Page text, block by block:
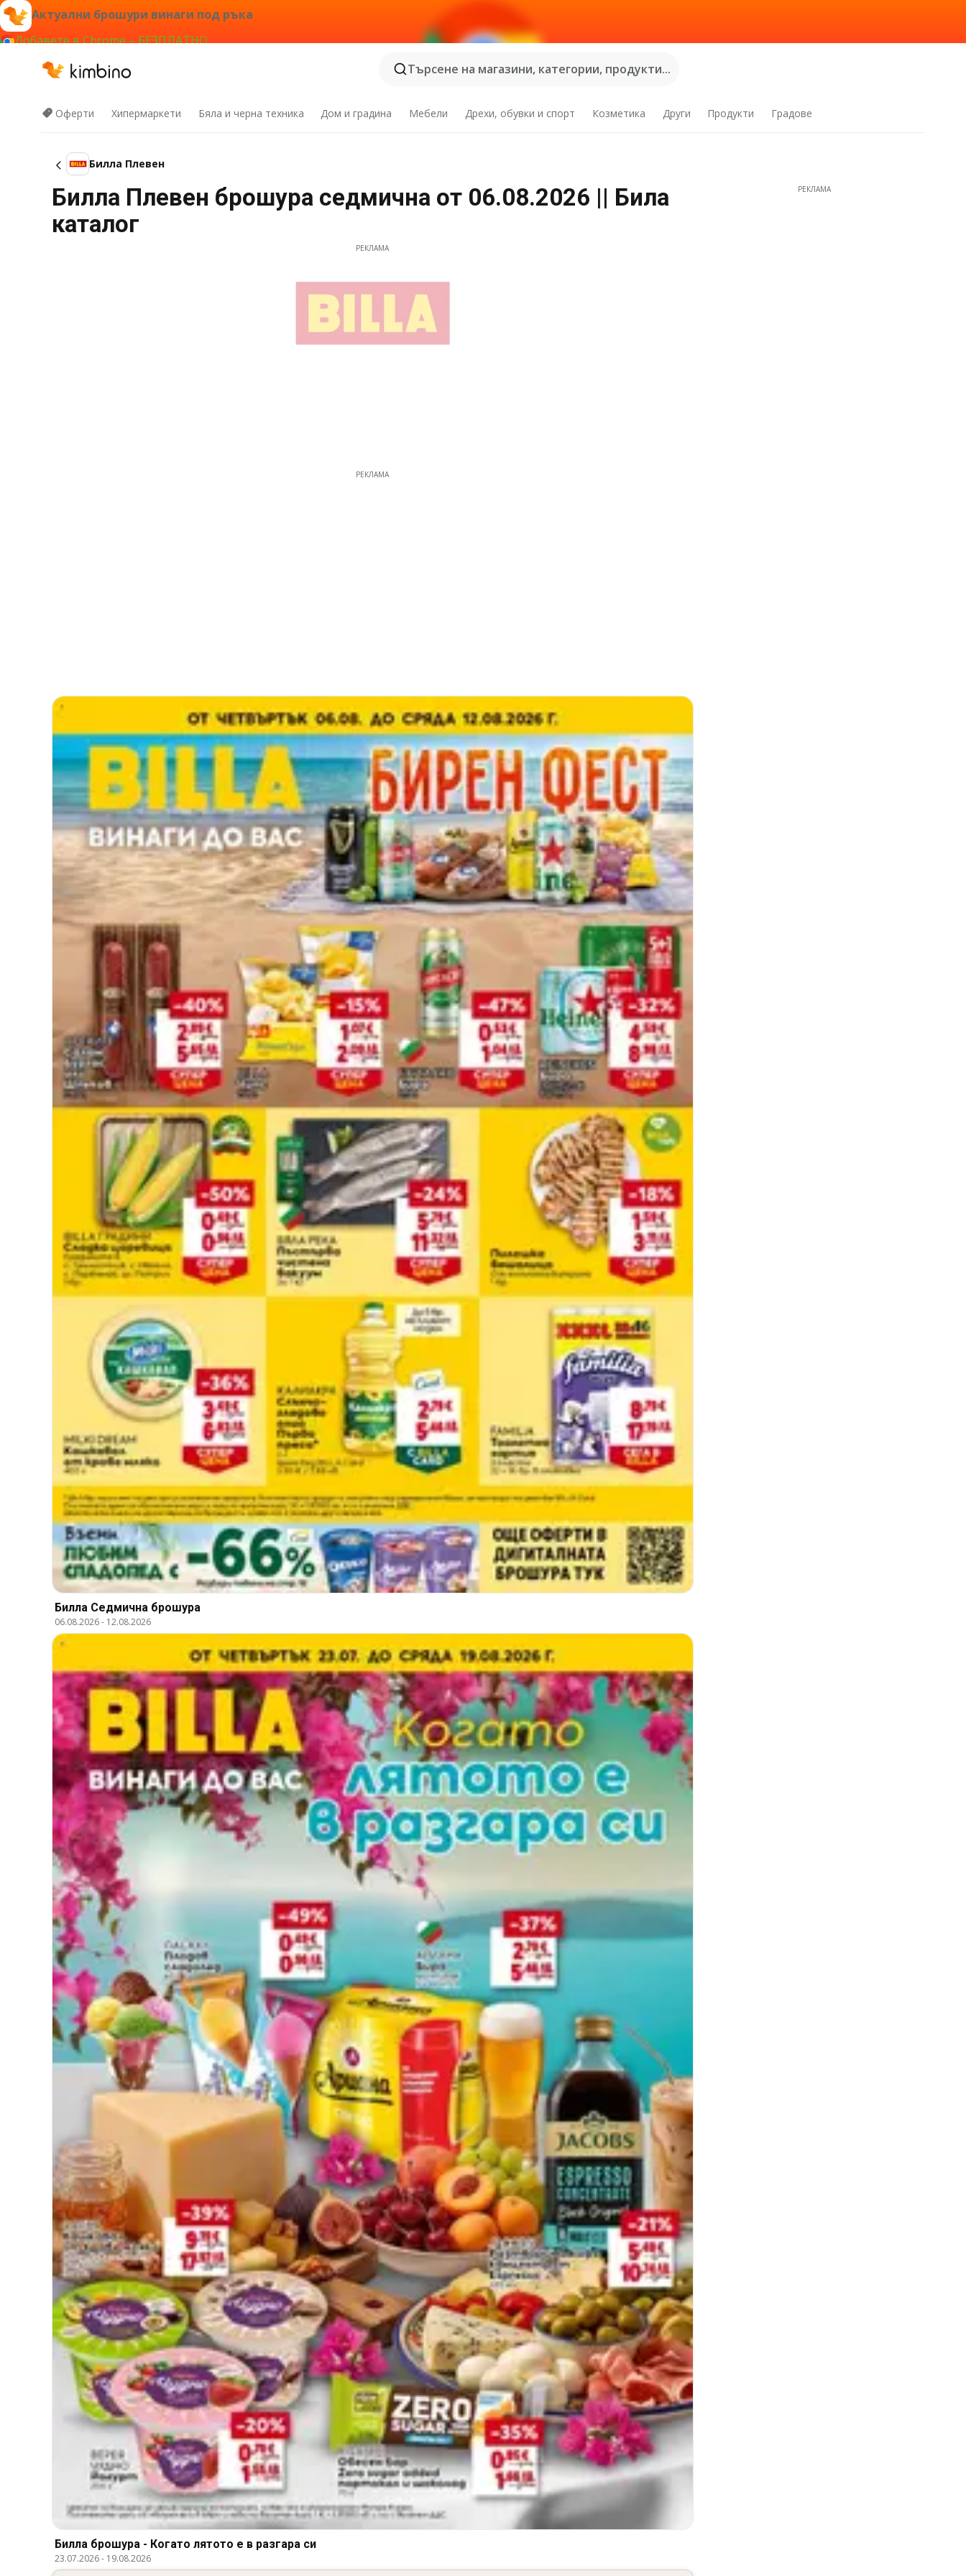
Актуални брошури винаги под ръка
Добавете в Chrome – БЕЗПЛАТНО
Търсене на магазини, категории, продукти...
Оферти Хипермаркети Бяла и черна техника Дом и градина Мебели Дрехи, обувки и спорт Козметика Други Продукти Градове
Билла Плевен
Билла Плевен брошура седмична от 06.08.2026 || Била
каталог
РЕКЛАМА
РЕКЛАМА
Билла Cедмична брошура
06.08.2026- 12.08.2026
Билла брошура - Когато лятото е в разгара си
23.07.2026- 19.08.2026
РЕКЛАМА